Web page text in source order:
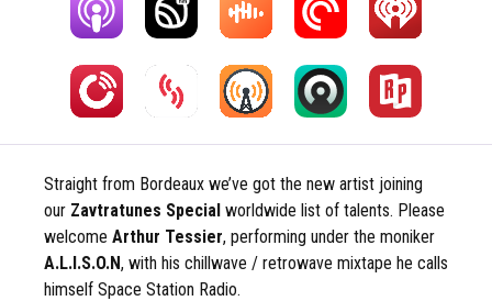
Straight from Bordeaux we’ve got the new artist joining
our Zavtratunes Special worldwide list of talents. Please
welcome Arthur Tessier, performing under the moniker
A.L.I.S.O.N, with his chillwave / retrowave mixtape he calls
himself Space Station Radio.